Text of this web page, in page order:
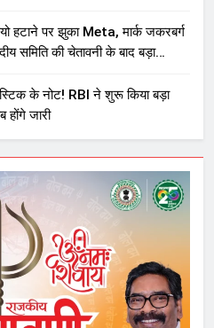
हटाने पर झुका Meta, मार्क जकरबर्ग
समिति की चेतावनी के बाद बड़ा
के नोट! RBI ने शुरू किया बड़ा
होंगे जारी